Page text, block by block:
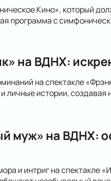
Кино», который
программа с
на ВДНХ:
на спектакле
личные истории,
муж» на ВДНХ:
и интриг на